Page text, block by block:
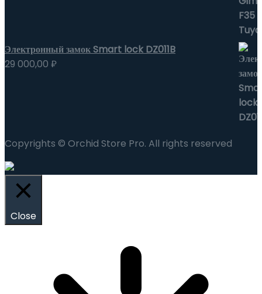
Электронный замок Smart lock DZ011B
29 000,00 ₽
Copyrights © Orchid Store Pro. All rights reserved
Close